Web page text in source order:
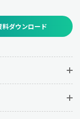
料ダウンロード